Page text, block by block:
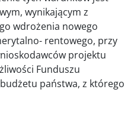
wynikającym z
wdrożenia nowego
rentowego, przy
projektu
Funduszu
państwa, z którego